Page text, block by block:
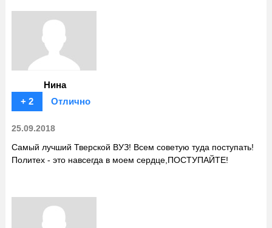
Нина
+ 2
Отлично
25.09.2018
Самый лучший Тверской ВУЗ! Всем советую туда поступать!
Политех - это навсегда в моем сердце,ПОСТУПАЙТЕ!